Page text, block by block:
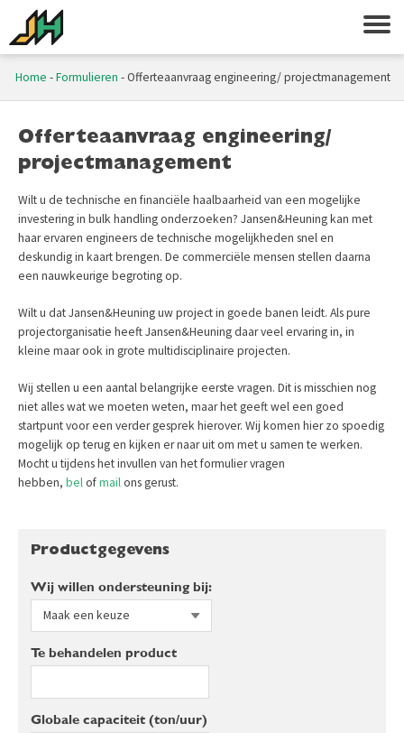
Home -Formulieren -Offerteaanvraag engineering/ projectmanagement
Offerteaanvraag engineering/
projectmanagement
Wilt u de technische en financiële haalbaarheid van een mogelijke
investering in bulk handling onderzoeken? Jansen&Heuning kan met
haar ervaren engineers de technische mogelijkheden snel en
deskundig in kaart brengen. De commerciële mensen stellen daarna
een nauwkeurige begroting op.
Wilt u dat Jansen&Heuning uw project in goede banen leidt. Als pure
projectorganisatie heeft Jansen&Heuning daar veel ervaring in, in
kleine maar ook in grote multidisciplinaire projecten.
Wij stellen u een aantal belangrijke eerste vragen. Dit is misschien nog
niet alles wat we moeten weten, maar het geeft wel een goed
startpunt voor een verder gesprek hierover. Wij komen hier zo spoedig
mogelijk op terug en kijken er naar uit om met u samen te werken.
Mocht u tijdens het invullen van het formulier vragen
hebben, belofmailons gerust.
Productgegevens
Wij willen ondersteuning bij:
Te behandelen product
Globale capaciteit (ton/uur)